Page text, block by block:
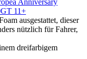
11+
ausgestattet, dieser
nützlich für Fahrer,
dreifarbigem